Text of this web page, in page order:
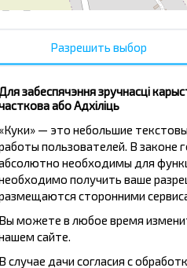
спецыяльныя акцыі, зніжкі
Падпішыся на атрыманне
Разрешить выбор
Для забеспячэння зручнасці
або Адхіліць
«Куки» — это небольшие
пользователей. В законе
необходимы для
получить ваше
сторонними
Вы можете в любое время
сайте.
В случае дачи согласия с